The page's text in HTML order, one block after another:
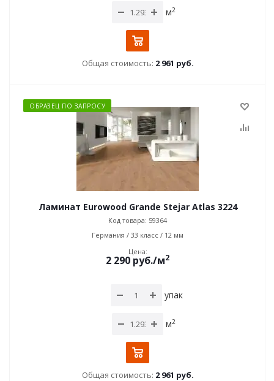
м2
Общая стоимость: 2 961 руб.
ОБРАЗЕЦ ПО ЗАПРОСУ
Ламинат Eurowood Grande Stejar Atlas 3224
Код товара: 59364
Германия / 33 класс / 12 мм
Цена:
2 290 руб./м2
упак
м2
Общая стоимость: 2 961 руб.